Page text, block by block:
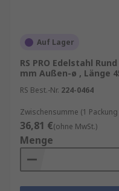
Auf Lager
RS PRO Edelstahl
mm Außen-ø , Länge
RS Best.-Nr. 224-0464
Zwischensumme (1
36,81 €(ohne MwSt.)
Menge